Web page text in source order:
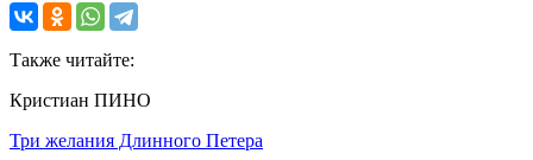
Также читайте:
Кристиан ПИНО
Три желания Длинного Петера